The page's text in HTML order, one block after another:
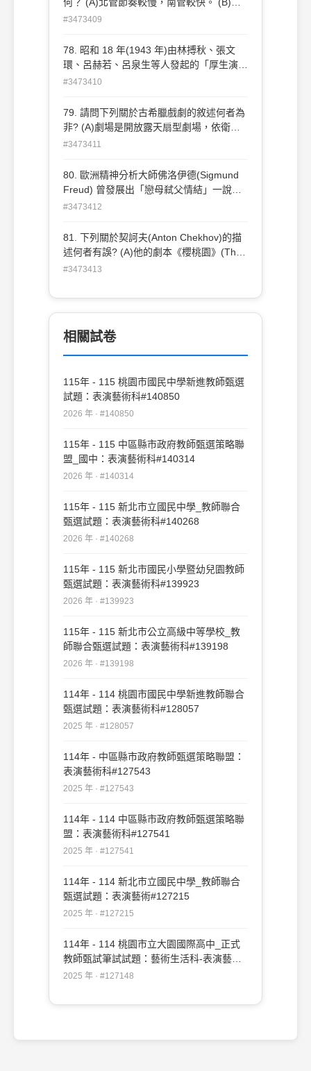
(Manifesto del Futurismo) (B)寫實主義宣
言(Neorealismo) (C)新浪潮宣言(La
管偏向宗教用途，南管屬戲劇演出。 (C)北
的細膩。 (D)北管起源於臺南，南管起源於
北部。
#3473409
78. 昭和 18 年(1943 年)由林搏秋、張文
環、呂赫若、呂泉生等人發起的「厚生演劇
社」，在台北市永樂座公 演作品《閹雞》
更加開放，呂泉生所創作的配樂、田野採集
而來的民謠如《丟丟銅仔》更受到觀眾熱烈
#3473410
79. 請問下列關於古希臘戲劇的敘述何者為
非? (A)劇場是開放露天扇型劇場，依衛城
坡邊而建。 (B)悲劇興盛於西元前 500 年的
愛情故事。 (D)悲劇從遠古的祭祀羊人歌發
展而來。
#3473411
80. 歐洲精神分析大師佛洛伊德(Sigmund
Freud) 曾發展出「戀母弒父情結」一說，
其靈感來自哪齣希臘悲劇? (A)《米蒂亞》
Bacchae) (C)《伊底帕斯王》(Oedipus the
King) (D)《哈姆雷特》(Hamlet)
#3473412
81. 下列關於契訶夫(Anton Chekhov)的描
述何者有誤? (A)他的劇本《櫻桃園》(The
Cherry Orchard)反映了當時俄國社會的階
作為導演，促成了 其劇本的成功。 (C)劇本
《海鷗》(The Seagull)中死去的海鷗具有
劇。
#3473413
相關試卷
115年 - 115 桃園市國民中學新進教師甄選
試題：表演藝術科#140850
2026 年 · #140850
115年 - 115 中區縣市政府教師甄選策略聯
盟_國中：表演藝術科#140314
2026 年 · #140314
115年 - 115 新北市立國民中學_教師聯合
甄選試題：表演藝術科#140268
2026 年 · #140268
115年 - 115 新北市國民小學暨幼兒園教師
甄選試題：表演藝術科#139923
2026 年 · #139923
115年 - 115 新北市公立高級中等學校_教
師聯合甄選試題：表演藝術科#139198
2026 年 · #139198
114年 - 114 桃園市國民中學新進教師聯合
甄選試題：表演藝術科#128057
2025 年 · #128057
114年 - 中區縣市政府教師甄選策略聯盟：
表演藝術科#127543
2025 年 · #127543
114年 - 114 中區縣市政府教師甄選策略聯
盟：表演藝術科#127541
2025 年 · #127541
114年 - 114 新北市立國民中學_教師聯合
甄選試題：表演藝術#127215
2025 年 · #127215
114年 - 114 桃園市立大園國際高中_正式
教師甄試筆試試題：藝術生活科-表演藝術
專長#127148
2025 年 · #127148